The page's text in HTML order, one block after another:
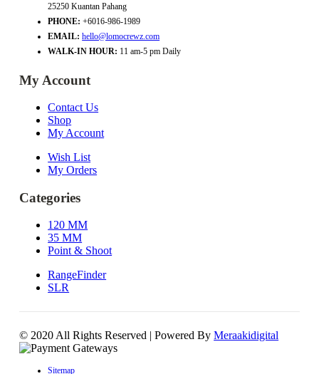
25250 Kuantan Pahang
PHONE: +6016-986-1989
EMAIL: hello@lomocrewz.com
WALK-IN HOUR: 11 am-5 pm Daily
My Account
Contact Us
Shop
My Account
Wish List
My Orders
Categories
120 MM
35 MM
Point & Shoot
RangeFinder
SLR
© 2020 All Rights Reserved | Powered ByMeraakidigital
Sitemap